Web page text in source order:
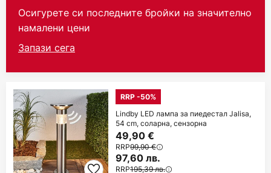
Осигурете си последните бройки на значително
намалени цени
Запази сега
RRP -50%
Lindby LED лампа за пиедестал Jalisa,
54 cm, соларна, сензорна
49,90 €
RRP99,90 €
97,60 лв.
RRP195,39 лв.